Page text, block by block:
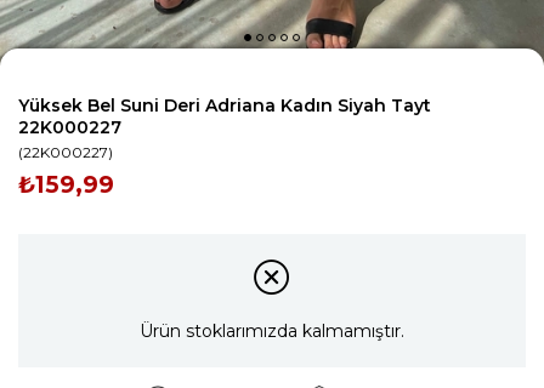
Yüksek Bel Suni Deri Adriana Kadın Siyah Tayt
22K000227
(22K000227)
₺159,99
Ürün stoklarımızda kalmamıştır.